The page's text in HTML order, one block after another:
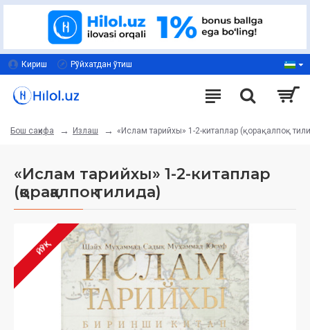
Кириш Рўйхатдан ўтиш
Бош саҳифа Излаш «Ислам тарийхы» 1-2-китаплар (қорақалпоқ
«Ислам тарийхы» 1-2-китаплар
(қорақалпоқ тилида)
ЙЎҚ